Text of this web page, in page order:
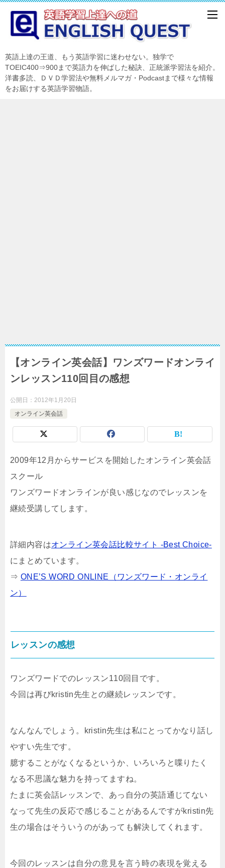
英語上達の王道、もう英語学習に迷わせない。独学で
TOEIC400⇒900まで英語力を伸ばした秘訣、正統派学習法を紹介。
洋書多読、ＤＶＤ学習法や無料メルマガ・Podcastまで様々な情報
をお届けする英語学習物語。
【オンライン英会話】ワンズワードオンライ
ンレッスン110回目の感想
公開日： 2012年1月20日
オンライン英会話
2009年12月からサービスを開始したオンライン英会話
スクール
ワンズワードオンラインが良い感じなのでレッスンを
継続受講してします。
詳細内容はオンライン英会話比較サイト -Best Choice-
にまとめています。
⇒ ONE’S WORD ONLINE（ワンズワード・オンライ
ン）
レッスンの感想
ワンズワードでのレッスン110回目です。
今回は再びkristin先生との継続レッスンです。
なんなんでしょう。kristin先生は私にとってかなり話し
やすい先生です。
臆することがなくなるというか、いろいろと喋りたく
なる不思議な魅力を持ってますね。
たまに英会話レッスンで、あっ自分の英語通じてない
なって先生の反応で感じることがあるんですがkristin先
生の場合はそういうのがあっても解決してくれます。
今回のレッスンは自分の意見を言う時の表現を覚える